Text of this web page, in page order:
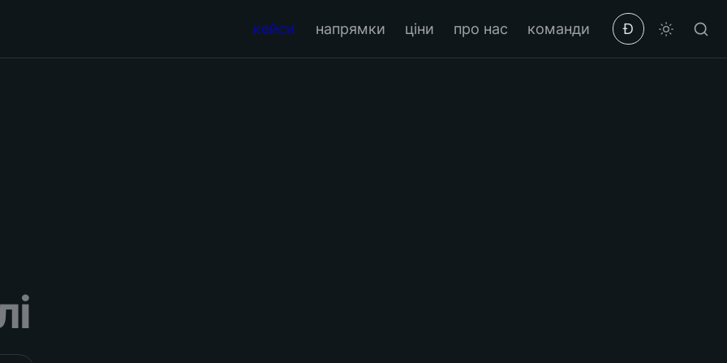
кейси напрямки ціни про нас команди Ð